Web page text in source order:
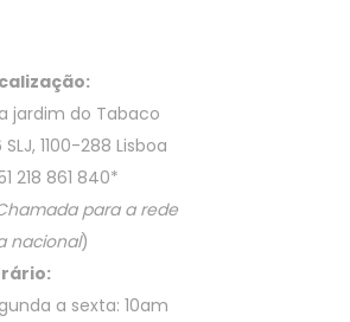
jardim do Tabaco
SLJ, 1100-288 Lisboa
218 861 840*
para a rede
nacional)
a sexta: 10am